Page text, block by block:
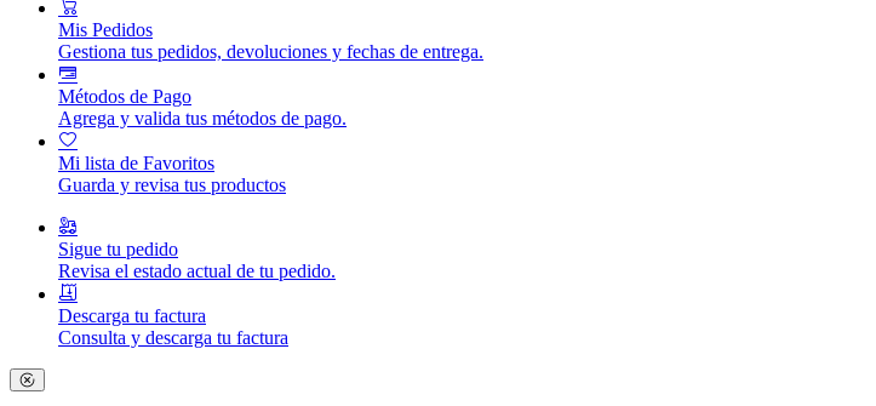
Mis Pedidos
Gestiona tus pedidos, devoluciones y fechas de entrega.
Métodos de Pago
Agrega y valida tus métodos de pago.
Mi lista de Favoritos
Guarda y revisa tus productos
Sigue tu pedido
Revisa el estado actual de tu pedido.
Descarga tu factura
Consulta y descarga tu factura